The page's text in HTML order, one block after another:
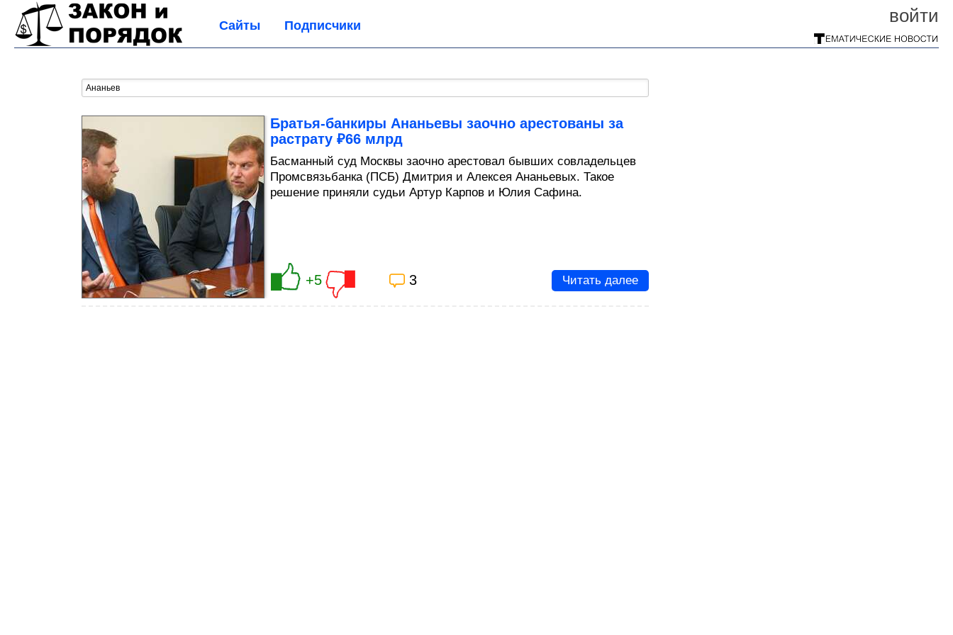
войти
Сайты Подписчики
Братья-банкиры Ананьевы заочно арестованы за
растрату ₽66 млрд
Басманный суд Москвы заочно арестовал бывших совладельцев
Промсвязьбанка (ПСБ) Дмитрия и Алексея Ананьевых. Такое
решение приняли судьи Артур Карпов и Юлия Сафина.
+5 3 Читать далее